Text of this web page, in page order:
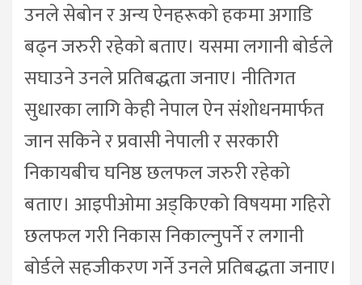
उनले सेबोन र अन्य ऐनहरूको हकमा अगाडि
बढ्न जरुरी रहेको बताए। यसमा लगानी बोर्डले
सघाउने उनले प्रतिबद्धता जनाए। नीतिगत
सुधारका लागि केही नेपाल ऐन संशोधनमार्फत
जान सकिने र प्रवासी नेपाली र सरकारी
निकायबीच घनिष्ठ छलफल जरुरी रहेको
बताए। आइपीओमा अड्किएको विषयमा गहिरो
छलफल गरी निकास निकाल्नुपर्ने र लगानी
बोर्डले सहजीकरण गर्ने उनले प्रतिबद्धता जनाए।